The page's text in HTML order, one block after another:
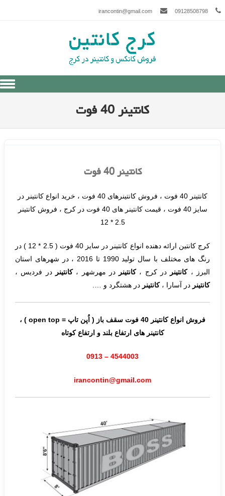
09128508798
irancontin@gmail.com
کانتینر 40 فوت
کانتینر 40 فوت
کانتینر 40 فوت ، فروش کانتینرهای 40 فوت ، خرید انواع کانتینر در
سایز 40 فوت ، قیمت کانتینر های 40 فوت در کرج ، فروش کانتینر
2.5 * 12
کرج کانتین ارائه دهنده انواع کانتینر در سایز 40 فوت ( 2.5 * 12 ) در
رنگ های مختلف با سال تولید 1990 تا 2016 ، در شهرهای استان
البرز ،کانتینر در کرج ،کانتینر در مهرشهر ،کانتینر
در فردیس ،
کانتینر در آسارا ،کانتینر در هشتگرد و ….
فروش انواع کانتینر 40 فوت سقف باز ( اُپن تاپ = open top ) ،
کانتینر های ارتفاع بلند و ارتفاع کوتاه
4544003 – 0913
irancontin@gmail.com